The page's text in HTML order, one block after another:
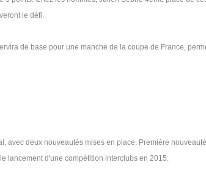
le défi.
de base pour une manche de la coupe de France,
avec deux nouveautés mises en place. Première
lancement d'une compétition interclubs en 2015.